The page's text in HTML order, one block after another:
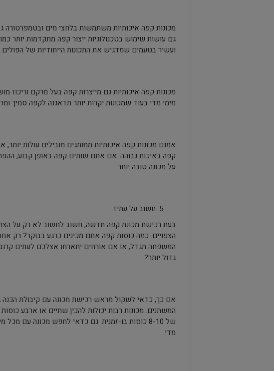
מכונות קפה איכותיות משתמשות בלחצי מים ובטמפרטורה
גם עושות שימוש בטכנולוגיות ייצור קפה מתקדמות יותר
ועשיר בטעמים שמדגיש את התכונות הייחודיות של הפולים.
מכונות קפה איכותיות גם מייצרות קפה בעל מרקם וריכוז
מימי מדי בעוד שמכונות יקרות יותר תדאגנה לקפה סמיך
אמנם מכונות קפה איכותיות ממותגים מובילים עולות
קפה באיכות גבוהה. אם אתם שותים קפה באופן קבוע,
על מכונה טובה יותר.
חשוב על עתיד
בעת רכישת מכונת קפה חדשה, חשוב לחשוב לא רק על
הצפויים. כמה כוסות קפה אתם מכינים כרגע בבוקר? רק
המשפחה תגדל, או אם אורחים יתארחו אצלכם לעתים
גדול יותר?
אם כך, כדאי לשקול מראש רכישת מכונה עם קיבולת הכנה
המשתנים. מכונות רבות יכולות להכין שתיים או ארבע
של 8-10 כוסות בו-זמנית. גם כדאי לחפש מכונה עם
מדי.